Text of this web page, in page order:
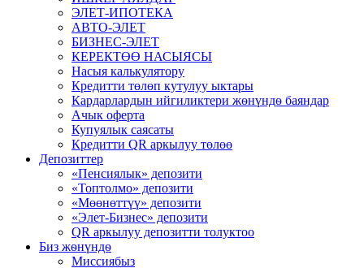
ЭЛЕТ-ИПОТЕКА
АВТО-ЭЛЕТ
БИЗНЕС-ЭЛЕТ
КЕРЕКТӨӨ НАСЫЯСЫ
Насыя калькулятору
Кредитти төлөп кутулуу ыктары
Кардарлардын ийгиликтери жѳнүндѳ баяндар
Ачык оферта
Купуялык саясаты
Кредитти QR аркылуу төлөө
Депозиттер
«Пенсиялык» депозити
«Топтолмо» депозити
«Мөөнөттүү» депозити
«Элет-Бизнес» депозити
QR аркылуу депозитти толуктоо
Биз жѳнүндѳ
Миссиябыз